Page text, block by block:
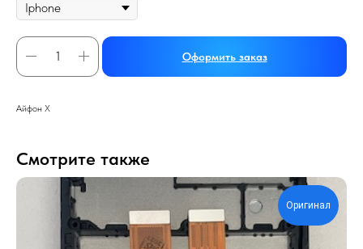
Оформить заказ
Айфон Х
Смотрите также
Оригинал